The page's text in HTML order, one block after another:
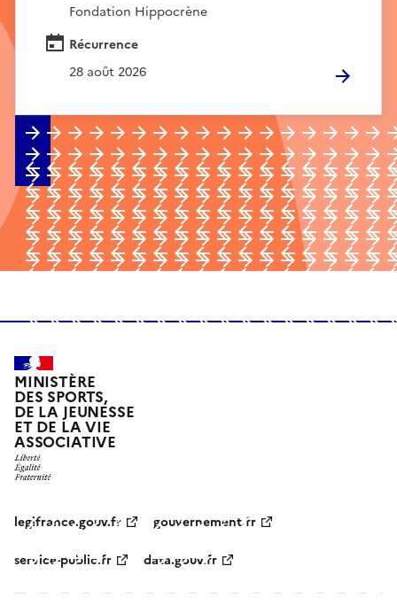
Fondation Hippocrène
Récurrence
28 août 2026
MINISTÈRE
DES SPORTS,
DE LA JEUNESSE
ET DE LA VIE
ASSOCIATIVE
legifrance.gouv.fr gouvernement.fr
service-public.fr data.gouv.fr